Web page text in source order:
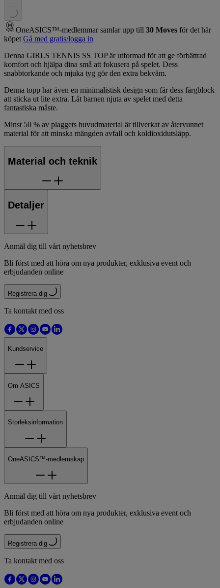
. . .
OneASICS™-medlemmar samlar upp till 30 Moves för det här
köpet Gå med gratis/logga in
Denna GIRLS TENNIS SS TOP är utformad för att ge förbättrad
komfort och hjälpa dina små att fokusera på spelet. Dess
snabbtorkande och mjuka tyg gör den extra bekväm.
Denna topp har även en minimalistisk design som får dess färgblock
att sticka ut lite extra. Låt barnen njuta av spelet med detta
fantastiska måste.
Minst 50 % av plaggets huvudmaterial är tillverkat av återvunnet
material för att minska mängden avfall och koldioxidutsläpp.
Material och teknik
Detaljer
Anmäl dig till vårt nyhetsbrev
Bli först med att höra om nya produkter, exklusiva event och
erbjudanden online
Registrera dig
Ta kontakt med oss
Kundservice
Om ASICS
Storleksinformation
OneASICS™-medlemskap
Anmäl dig till vårt nyhetsbrev
Bli först med att höra om nya produkter, exklusiva event och
erbjudanden online
Registrera dig
Ta kontakt med oss